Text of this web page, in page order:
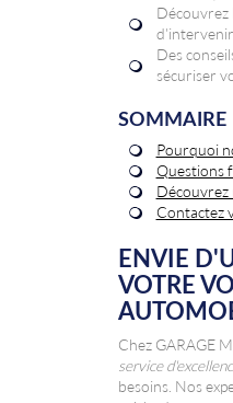
Découvrez
d'intervenir
Des
sécuriser
SOMMAIRE
Pourquoi
Questions
Découvrez
Contactez
ENVIE
VOTRE
Chez GARAGE
service
besoins. Nos